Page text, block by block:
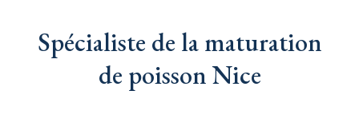
Spécialiste de la maturation
de poisson Nice